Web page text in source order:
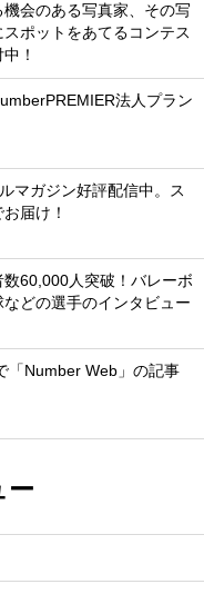
会のある写真家、その写
ポットをあてるコンテス
！
法人プラン
マガジン好評配信中。ス
届け！
60,000人突破！バレーボ
どの選手のインタビュー
「Number Web」の記事
ー